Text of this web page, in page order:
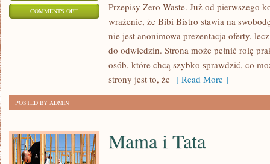
COMMENTS OFFON
ZAKUPOWY
Przepisy Zero-Waste. Już od pierwszego
wrażenie, że Bibi Bistro stawia na
nie jest anonimowa prezentacja oferty,
do odwiedzin. Strona może pełnić rolę
osób, które chcą szybko sprawdzić, co
strony jest to, że [ Read More ]
POSTED BY ADMIN
Mama i Tata